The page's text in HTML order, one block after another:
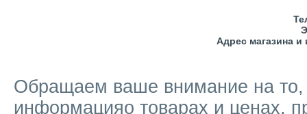
Адрес магазина
Обращаем ваше внимание на то,
информацияо товарах и ценах,